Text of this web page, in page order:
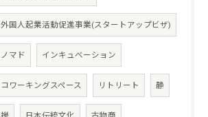
外国人起業活動促進事業(スタートアップビザ)
ノマド インキュベーション
コワーキングスペース リトリート 静